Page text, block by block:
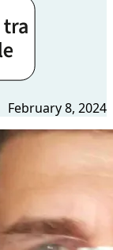
February 8, 2024